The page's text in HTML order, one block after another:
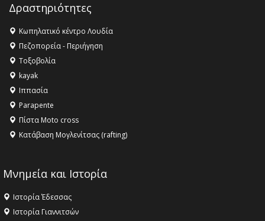
16:27 - Όλυμπος: Εντάχθηκε στον Κατάλογο Παγκόσμιας
Κληρονομιάς της UNESCO – Ομόφωνη η απόφαση Ο
Όλυμπος αναγνωρίστηκε ως φυσικό και πολιτιστικό
αγαθό εξέχουσας οικουμενικής αξίας για την
ανθρωπότητα
16:18 -
ΣΤΗΝ ΕΔΕΣΣΑ
Δραστηριότητες
Κωπηλατικό κέντρο Λουδία
Πεζοπορεία - Περιήγηση
Τοξοβολία
kayak
Ιππασία
Parapente
Πίστα Moto cross
Κατάβαση Μογλενίτσας (rafting)
Μνημεία και Ιστορία
Ιστορία Έδεσσας
Ιστορία Γιαννιτσών